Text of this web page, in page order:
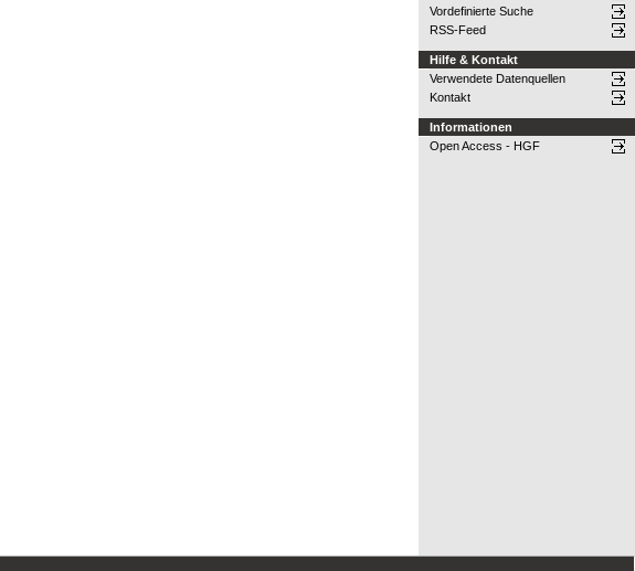
Vordefinierte Suche
RSS-Feed
Hilfe & Kontakt
Verwendete Datenquellen
Kontakt
Informationen
Open Access - HGF